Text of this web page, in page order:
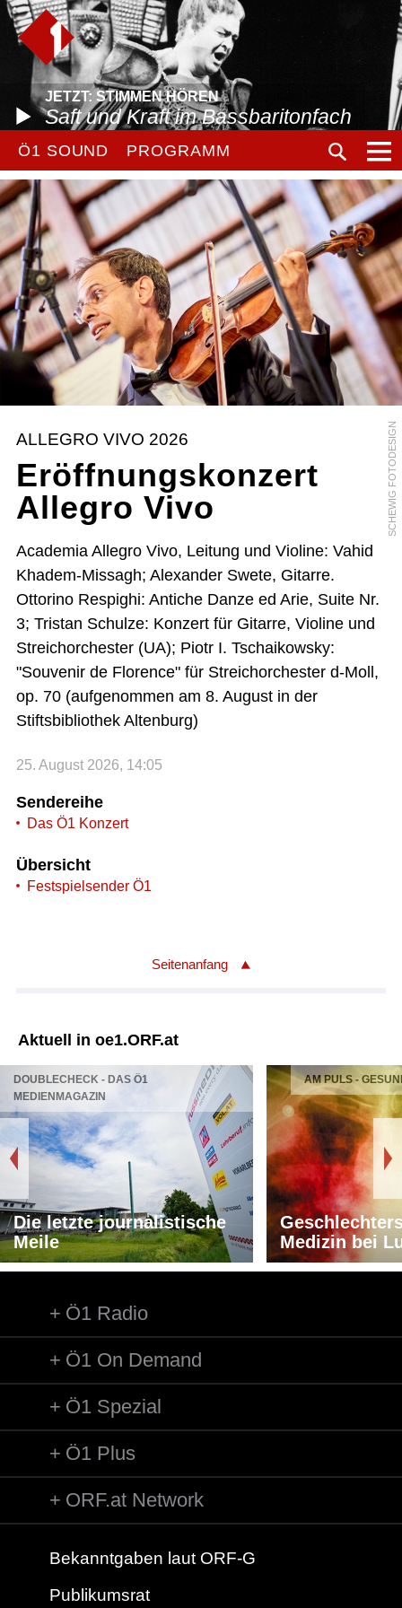
JETZT: STIMMEN HÖREN
Saft und Kraft im Bassbaritonfach
Ö1 SOUND PROGRAMM
SCHEWIG FOTODESIGN
ALLEGRO VIVO 2026
Eröffnungskonzert
Allegro Vivo
Academia Allegro Vivo, Leitung und Violine: Vahid
Khadem-Missagh; Alexander Swete, Gitarre.
Ottorino Respighi: Antiche Danze ed Arie, Suite Nr.
3; Tristan Schulze: Konzert für Gitarre, Violine und
Streichorchester (UA); Piotr I. Tschaikowsky:
"Souvenir de Florence" für Streichorchester d-Moll,
op. 70 (aufgenommen am 8. August in der
Stiftsbibliothek Altenburg)
25. August 2026, 14:05
Sendereihe
Das Ö1 Konzert
Übersicht
Festspielsender Ö1
Seitenanfang
in oe1.ORF.at
- DAS Ö1
letzte journalistische
AM PULS - GESUNDHEIT
Medizin bei
Ö1 Radio
Ö1 On Demand
Ö1 Spezial
Ö1 Plus
ORF.at Network
Bekanntgaben laut ORF-G
Publikumsrat